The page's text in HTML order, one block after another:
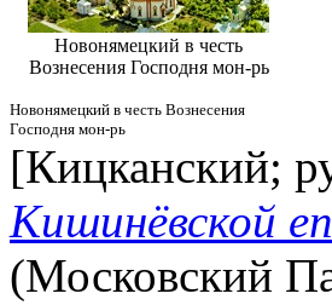
Новонямецкий в честь
Вознесения Господня мон-рь
Новонямецкий в честь Вознесения
Господня мон-рь
[Кицканский;
Кишинёвской
(Московский